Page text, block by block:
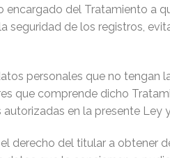
del Tratamiento a
de los registros,
personales que no tengan
que comprende dicho
en la presente Ley
derecho del titular a obtener